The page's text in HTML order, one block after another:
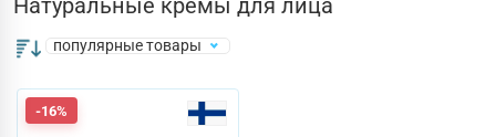
Натуральные кремы для лица
популярные товары
-16%